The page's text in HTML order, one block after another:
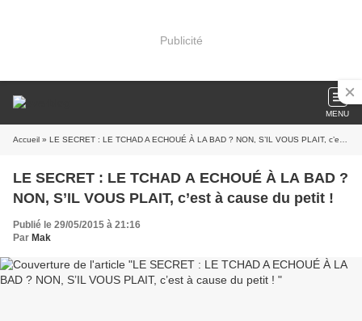
Publicité
MENU
Accueil » LE SECRET : LE TCHAD A ECHOUÉ À LA BAD ? NON, S’IL VOUS PLAIT, c’est à cause du petit !
LE SECRET : LE TCHAD A ECHOUÉ À LA BAD ?
NON, S’IL VOUS PLAIT, c’est à cause du petit !
Publié le 29/05/2015 à 21:16
Par Mak